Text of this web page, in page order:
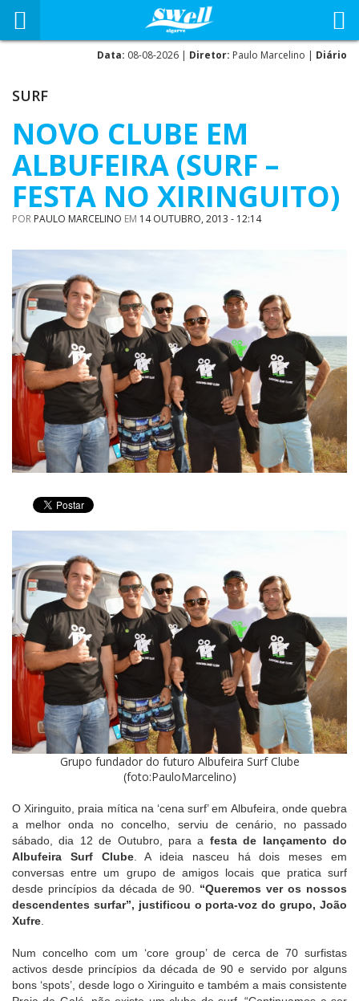
Data: 08-08-2026 | Diretor: Paulo Marcelino | Diário
SURF
NOVO CLUBE EM
ALBUFEIRA (SURF –
FESTA NO XIRINGUITO)
POR PAULO MARCELINO EM 14 OUTUBRO, 2013 - 12:14
Grupo fundador do futuro Albufeira Surf Clube
(foto:PauloMarcelino)
O Xiringuito, praia mítica na ‘cena surf’ em Albufeira, onde quebra
a melhor onda no concelho, serviu de cenário, no passado
sábado, dia 12 de Outubro, para a festa de lançamento do
Albufeira Surf Clube. A ideia nasceu há dois meses em
conversas entre um grupo de amigos locais que pratica surf
desde princípios da década de 90. “Queremos ver os nossos
descendentes surfar”, justificou o porta-voz do grupo, João
Xufre
Num concelho com um ‘core group’ de cerca de 70 surfistas
activos desde princípios da década de 90 e servido por alguns
bons ‘spots’, desde logo o Xiringuito e também a mais consistente